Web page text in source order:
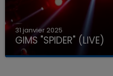
31 janvier 2025
GIMS "SPIDER" (LIVE)